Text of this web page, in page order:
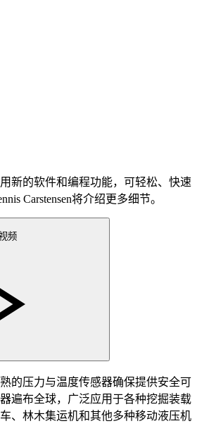
新的软件和编程功能，可轻松、快速
Carstensen将介绍更多细节。
频
的压力与温度传感器确保提供安全可
遍布全球，广泛应用于各种挖掘装载
、林木集运机和其他多种移动液压机